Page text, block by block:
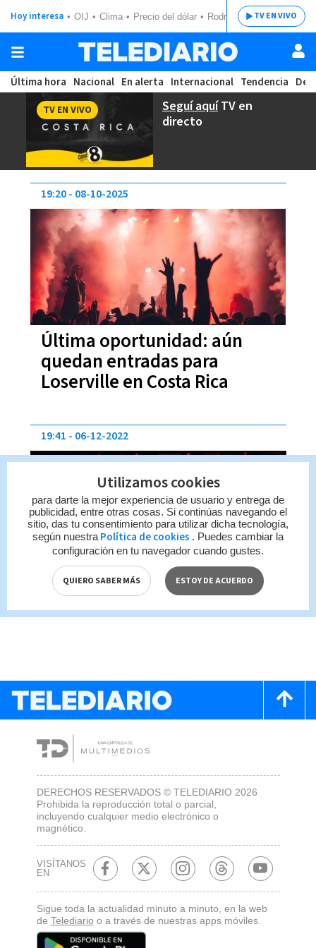
Hoy interesa OIJ Clima Precio del dólar Rodrigo ChavesTV EN VIVO
Última hora Nacional En alerta Internacional Tendencia
Seguí aquíTV en
directo
TV EN VIVO
Última oportunidad: aún
quedan entradas para
Loserville en Costa Rica
19:20 08-10-2025
Rock Fest regresa en su
décima edición para el 2023
19:41 06-12-2022
DERECHOS RESERVADOS © TELEDIARIO 2026
Prohibida la reproducción total o parcial,
incluyendo cualquier medio electrónico o
magnético.
VISÍTANOS
EN
Sigue toda la actualidad minuto a minuto, en la web
de Telediario o a través de nuestras apps móviles.
Utilizamos cookies
para darte la mejor experiencia de usuario y entrega de
publicidad, entre otras cosas. Si continúas navegando el
sitio, das tu consentimiento para utilizar dicha tecnología,
según nuestraPolítica de cookies . Puedes cambiar la
configuración en tu navegador cuando gustes.
QUIERO SABER MÁS ESTOY DE ACUERDO